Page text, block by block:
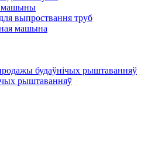
машыны
выпроствання труб
машына
будаўнічых рыштаванняў
рыштаванняў